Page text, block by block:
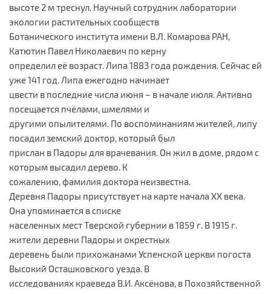
высоте 2 м треснул. Научный сотрудник лаборатории
экологии растительных сообществ
Ботанического института имени В.Л. Комарова РАН,
Катютин Павел Николаевич по керну
определил её возраст. Липа 1883 года рождения. Сейчас ей
уже 141 год. Липа ежегодно начинает
цвести в последние числа июня – в начале июля. Активно
посещается пчёлами, шмелями и
другими опылителями. По воспоминаниям жителей, липу
посадил земский доктор, который был
прислан в Падоры для врачевания. Он жил в доме, рядом с
которым высадил дерево. К
сожалению, фамилия доктора неизвестна.
Деревня Падоры присутствует на карте начала ХХ века.
Она упоминается в списке
населенных мест Тверской губернии в 1859 г. В 1915 г.
жители деревни Падоры и окрестных
деревень были прихожанами Успенской церкви погоста
Высокий Осташковского уезда. В
исследованиях краеведа В.И. Аксёнова, в Похозяйственной